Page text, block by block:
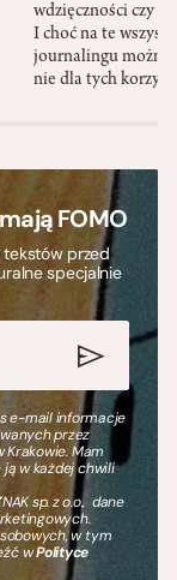
wdzięczności czy
I choć na te
journalingu można
nie dla tych
FOMO
przed
specjalnie
e-mail informacje
przez
Krakowie. Mam
w każdej chwili
sp. z o.o., dane
w tym
wPolityce